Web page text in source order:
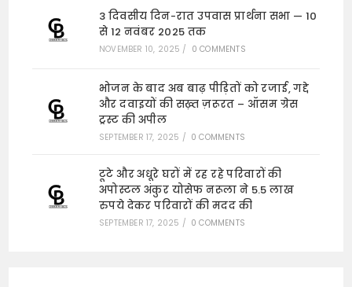
3 दिवसीय दिन-रात उपवास प्रार्थना सभा — 10
से 12 नवंबर 2025 तक
NOVEMBER 10, 2025 / 0 COMMENTS
भोजन के बाद अब बाढ़ पीड़ितों को रजाई, गद्दे
और दवाइयों की सख़्त ज़रूरत – ऑसम ग्रेस
ट्रस्ट की अपील
SEPTEMBER 17, 2025 / 0 COMMENTS
टूटे और अधूरे घरों में रह रहे परिवारों की
अपोस्टल अंकुर योसेफ नरूला ने 5.5 लाख
रुपये देकर परिवारों की मदद की
SEPTEMBER 17, 2025 / 0 COMMENTS